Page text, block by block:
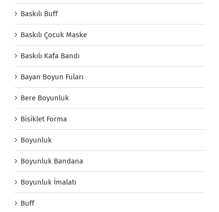
Baskılı Buff
Baskılı Çocuk Maske
Baskılı Kafa Bandı
Bayan Boyun Fuları
Bere Boyunluk
Bisiklet Forma
Boyunluk
Boyunluk Bandana
Boyunluk İmalatı
Buff